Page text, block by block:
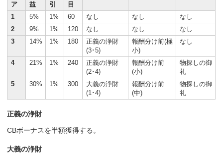
ア
益
引
目
1 5% 1% 60 なし なし
なし
2
9% 1% 120 なし なし
なし
3
14% 1% 180
正義の浄財
(3･5)
報酬分け前(極
小)
なし
4 21% 1% 240
正義の浄財
(2･4)
報酬分け前
(小)
物探しの御
礼
5
30% 1% 300
大義の浄財
(1･4)
報酬分け前
(中)
物探しの御
礼
正義の浄財
CBボーナスを半額獲得する。
大義の浄財